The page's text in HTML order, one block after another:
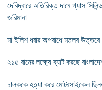
দেবিদ্বারে অতিরিক্ত দামে গ্যাস
জরিমানা
মা ইলিশ ধরার অপরাধে মতলব উত্তরে
২১৫ রানের লক্ষ্যে ব্যাট করছে
চালককে হত্যা করে মোটরসাইকেল